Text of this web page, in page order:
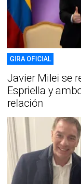
GIRA OFICIAL
Javier Milei se
Espriella y
relación